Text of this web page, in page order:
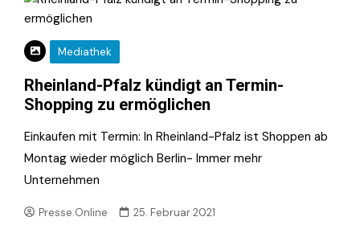
Mediathek
Rheinland-Pfalz kündigt an Termin-
Shopping zu ermöglichen
Einkaufen mit Termin: In Rheinland-Pfalz ist Shoppen ab
Montag wieder möglich Berlin- Immer mehr
Unternehmen
Presse.Online 25. Februar 2021